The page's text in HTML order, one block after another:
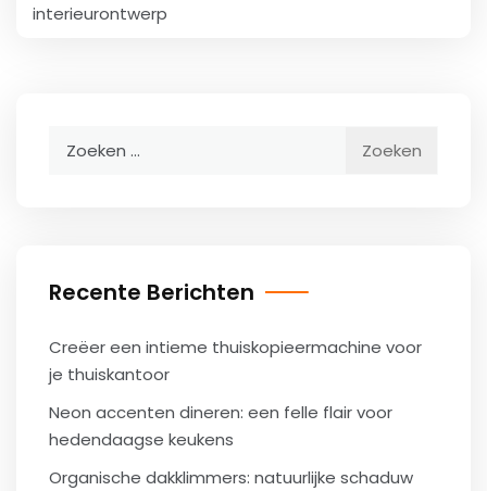
interieurontwerp
Recente Berichten
Creëer een intieme thuiskopieermachine voor
je thuiskantoor
Neon accenten dineren: een felle flair voor
hedendaagse keukens
Organische dakklimmers: natuurlijke schaduw